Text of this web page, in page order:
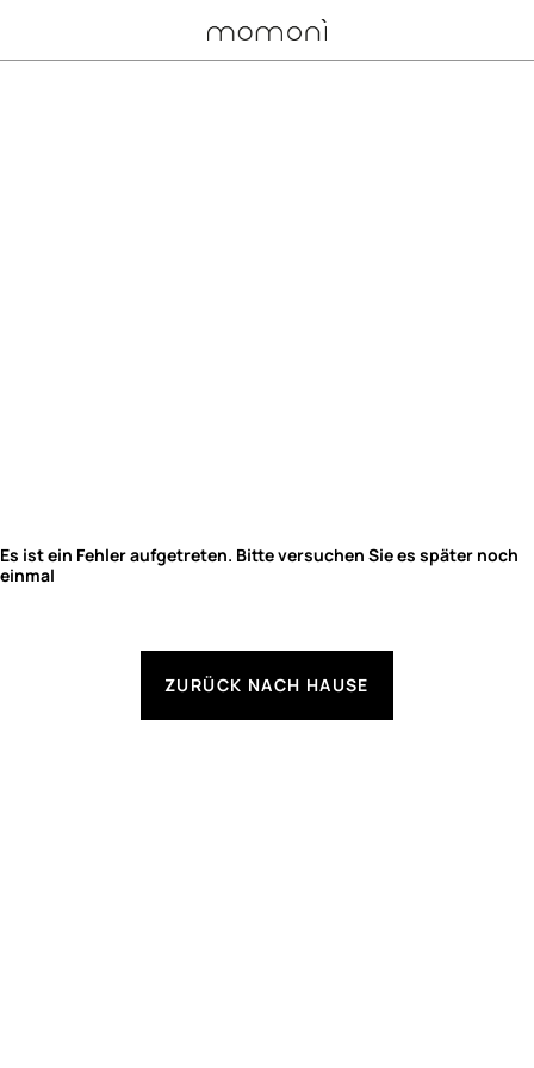
Es ist ein Fehler aufgetreten. Bitte versuchen Sie es später noch
einmal
ZURÜCK NACH HAUSE